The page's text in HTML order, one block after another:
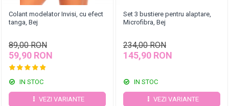
Colant modelator Invisi, cu efect
tanga, Bej
89,00 RON
59,90 RON
IN STOC
VEZI VARIANTE
Set 3 bustiere pentru alaptare,
Microfibra, Bej
234,00 RON
145,90 RON
IN STOC
VEZI VARIANTE